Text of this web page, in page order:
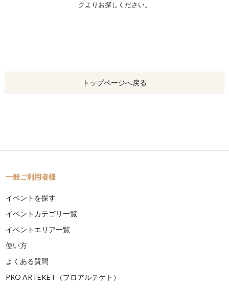
クよりお探しください。
トップページへ戻る
一般ご利用者様
イベントを探す
イベントカテゴリ一覧
イベントエリア一覧
使い方
よくある質問
PRO ARTEKET（プロアルテケト）